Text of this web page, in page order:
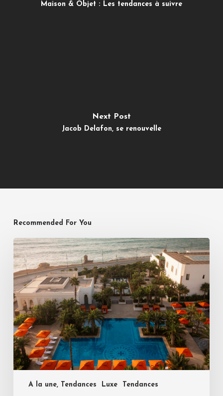
Maison & Objet : Les tendances à suivre
Next Post
Jacob Delafon, se renouvelle
Recommended For You
A la une, Tendances Luxe Tendances